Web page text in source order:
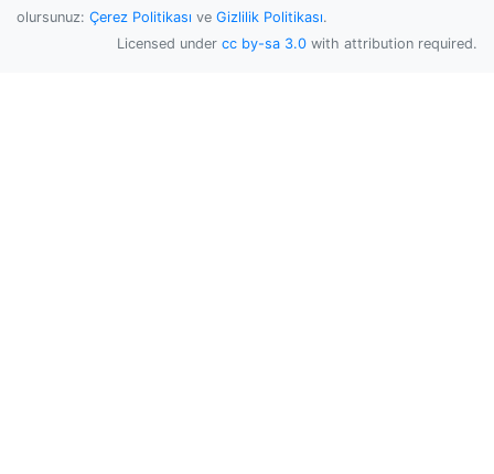
olursunuz: Çerez Politikası ve Gizlilik Politikası.
Licensed under cc by-sa 3.0 with attribution required.